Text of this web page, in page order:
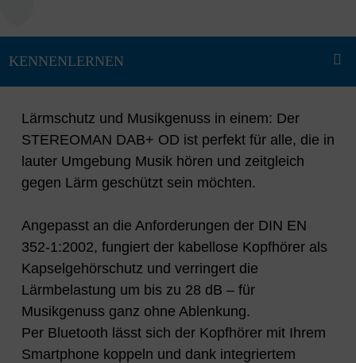
Lärmschutz und Musikgenuss in einem: Der
STEREOMAN DAB+ OD ist perfekt für alle, die in
lauter Umgebung Musik hören und zeitgleich
gegen Lärm geschützt sein möchten.
Angepasst an die Anforderungen der DIN EN
352-1:2002, fungiert der kabellose Kopfhörer als
Kapselgehörschutz und verringert die
Lärmbelastung um bis zu 28 dB – für
Musikgenuss ganz ohne Ablenkung.
Per Bluetooth lässt sich der Kopfhörer mit Ihrem
Smartphone koppeln und dank integriertem